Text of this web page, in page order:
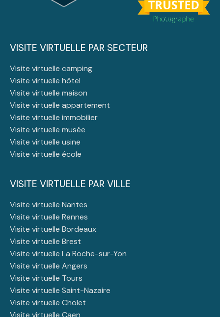
VISITE VIRTUELLE PAR SECTEUR
Visite virtuelle camping
Visite virtuelle hôtel
Visite virtuelle maison
Visite virtuelle appartement
Visite virtuelle immobilier
Visite virtuelle musée
Visite virtuelle usine
Visite virtuelle école
VISITE VIRTUELLE PAR VILLE
Visite virtuelle Nantes
Visite virtuelle Rennes
Visite virtuelle Bordeaux
Visite virtuelle Brest
Visite virtuelle La Roche-sur-Yon
Visite virtuelle Angers
Visite virtuelle Tours
Visite virtuelle Saint-Nazaire
Visite virtuelle Cholet
Visite virtuelle Caen